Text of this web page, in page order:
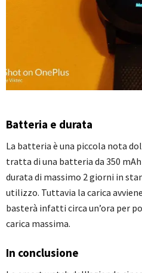
Batteria e durata
La batteria è una piccola nota
tratta di una batteria da 350
durata di massimo 2 giorni in
utilizzo. Tuttavia la carica
basterà infatti circa un’ora per
carica massima.
In conclusione